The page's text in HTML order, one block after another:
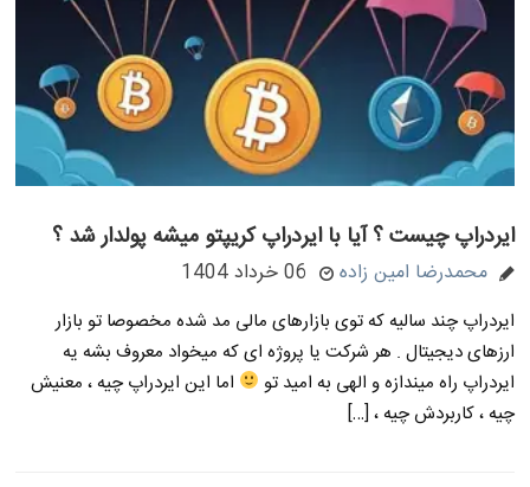
ایردراپ چیست ؟ آیا با ایردراپ کریپتو میشه پولدار شد ؟
محمدرضا امین زاده 06 خرداد 1404
ایردراپ چند سالیه که توی بازارهای مالی مد شده مخصوصا تو بازار
ارزهای دیجیتال . هر شرکت یا پروژه ای که میخواد معروف بشه یه
ایردراپ راه میندازه و الهی به امید تو
اما این ایردراپ چیه ، معنیش
چیه ، کاربردش چیه ، […]